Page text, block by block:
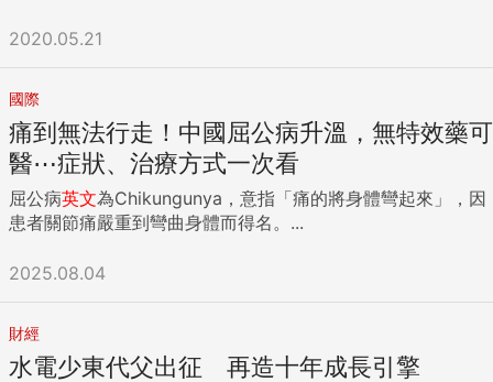
2020.05.21
國際
痛到無法行走！中國屈公病升溫，無特效藥可
醫⋯症狀、治療方式一次看
屈公病英文為Chikungunya，意指「痛的將身體彎起來」，因
患者關節痛嚴重到彎曲身體而得名。...
2025.08.04
財經
水電少東代父出征 再造十年成長引擎